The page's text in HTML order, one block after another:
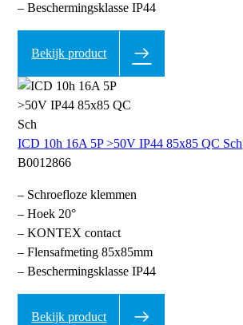
– Beschermingsklasse IP44
Bekijk product
ICD 10h 16A 5P >50V IP44 85x85 QC Sch
B0012866
– Schroefloze klemmen
– Hoek 20°
– KONTEX contact
– Flensafmeting 85x85mm
– Beschermingsklasse IP44
Bekijk product